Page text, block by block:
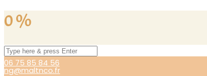
0%
06 75 85 84 56
ng@maltnco.fr